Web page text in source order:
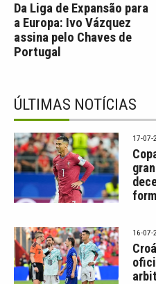
Da Liga de Expansão para
a Europa: Ivo Vázquez
assina pelo Chaves de
Portugal
ÚLTIMAS NOTÍCIAS
17-07-
16-07-